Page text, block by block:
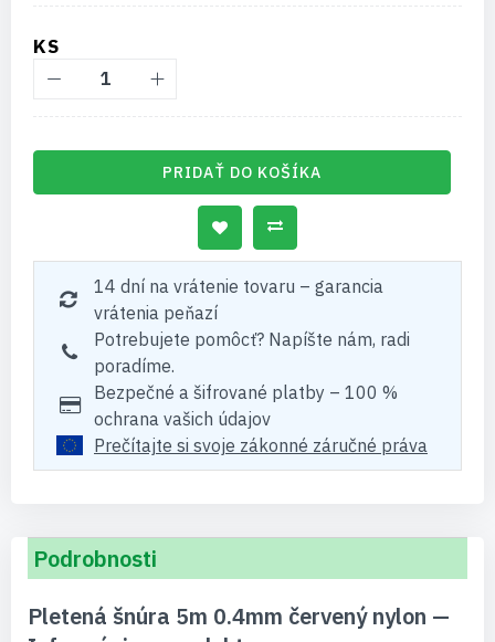
KS
PRIDAŤ DO KOŠÍKA
14 dní na vrátenie tovaru – garancia
vrátenia peňazí
Potrebujete pomôcť? Napíšte nám, radi
poradíme.
Bezpečné a šifrované platby – 100 %
ochrana vašich údajov
Prečítajte si svoje zákonné záručné práva
Podrobnosti
Pletená šnúra 5m 0.4mm červený nylon —